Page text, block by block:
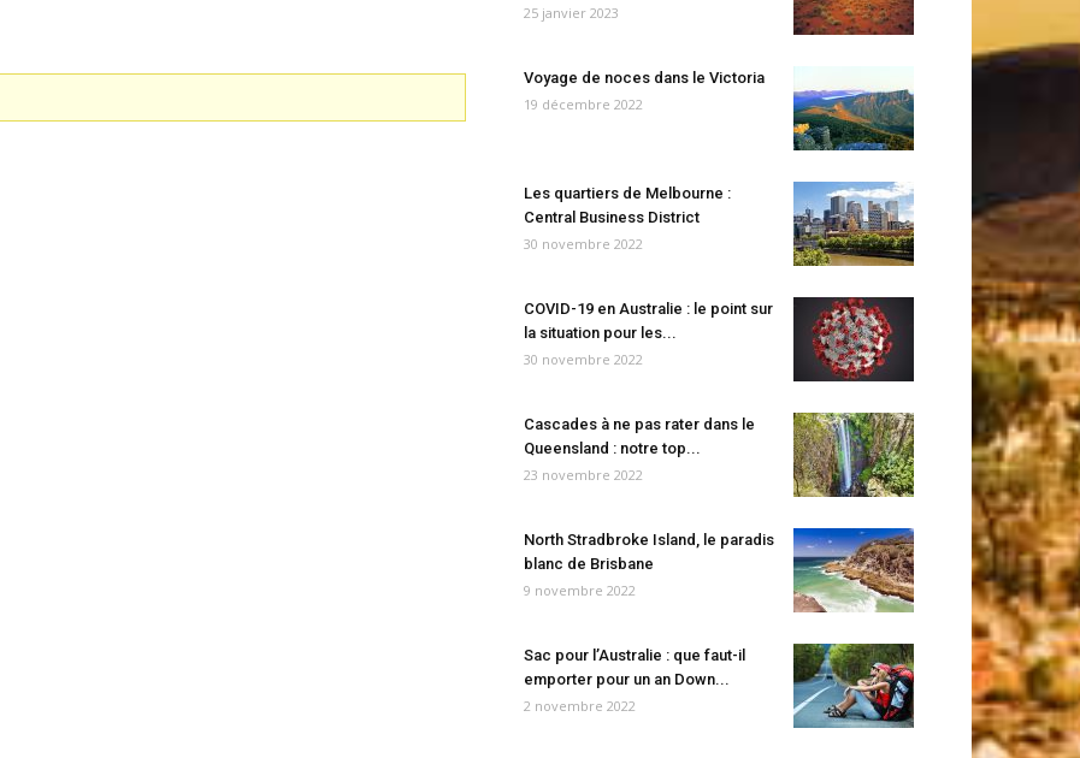
25 janvier 2023
Voyage de noces dans le Victoria
19 décembre 2022
Les quartiers de Melbourne :
Central Business District
30 novembre 2022
COVID-19 en Australie : le point sur
la situation pour les...
30 novembre 2022
Cascades à ne pas rater dans le
Queensland : notre top...
23 novembre 2022
North Stradbroke Island, le paradis
blanc de Brisbane
9 novembre 2022
Sac pour l’Australie : que faut-il
emporter pour un an Down...
2 novembre 2022